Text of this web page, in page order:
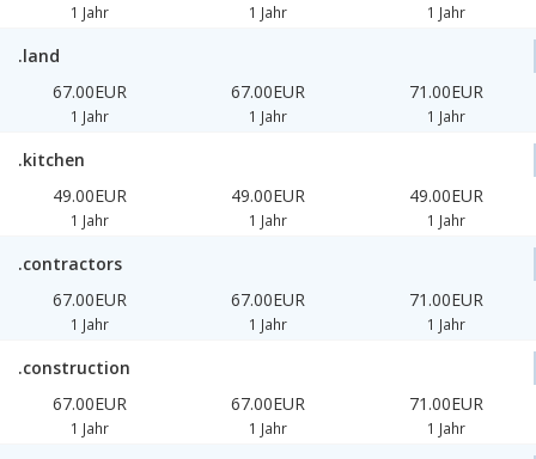
1 Jahr 1 Jahr 1 Jahr
.land
67.00EUR
1 Jahr
67.00EUR
1 Jahr
71.00EUR
1 Jahr
.kitchen
49.00EUR
1 Jahr
49.00EUR
1 Jahr
49.00EUR
1 Jahr
.contractors
67.00EUR
1 Jahr
67.00EUR
1 Jahr
71.00EUR
1 Jahr
.construction
67.00EUR
1 Jahr
67.00EUR
1 Jahr
71.00EUR
1 Jahr